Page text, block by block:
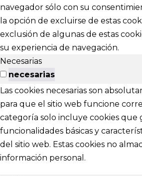
navegador sólo con su
la opción de excluirse de estas
exclusión de algunas de estas
su experiencia de navegación.
Necesarias
necesarias
Las cookies necesarias son
para que el sitio web funcione
categoría solo incluye cookies que
funcionalidades básicas y
del sitio web. Estas cookies no
información personal.